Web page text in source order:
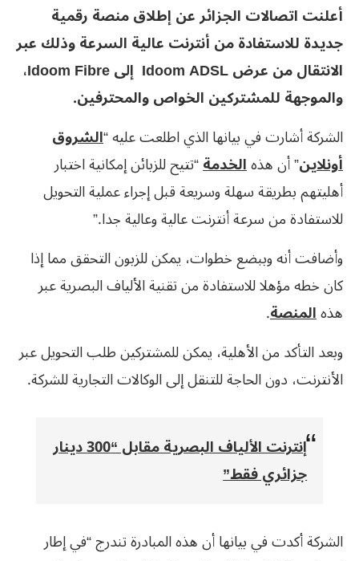
أعلنت اتصالات الجزائر عن إطلاق منصة رقمية
جديدة للاستفادة من أنترنت عالية السرعة وذلك عبر
الانتقال من عرض Idoom ADSL إلى Idoom Fibre،
والموجهة للمشتركين الخواص والمحترفين.
الشركة أشارت في بيانها الذي اطلعت عليه “الشروق
أونلاين” أن هذهالخدمة“تتيح للزبائن إمكانية اختبار
أهليتهم بطريقة سهلة وسريعة قبل إجراء عملية التحويل
للاستفادة من سرعة أنترنت عالية وعالية جدا.”
وأضافت أنه وببضع خطوات، يمكن للزبون التحقق مما إذا
كان خطه مؤهلا للاستفادة من تقنية الألياف البصرية عبر
هذهالمنصة.
وبعد التأكد من الأهلية، يمكن للمشتركين طلب التحويل عبر
الأنترنت، دون الحاجة للتنقل إلى الوكالات التجارية للشركة.
إنترنت الألياف البصرية مقابل “300 دينار
جزائري فقط”
الشركة أكدت في بيانها أن هذه المبادرة تندرج “في إطار